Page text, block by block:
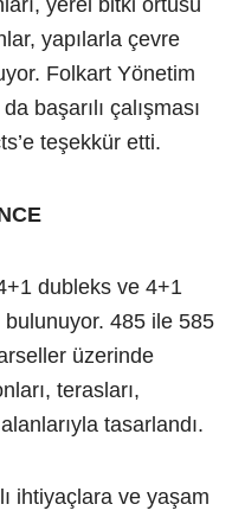
yapılarla çevre
Folkart Yönetim
başarılı çalışması
teşekkür etti.
dubleks ve 4+1
485 ile 585
üzerinde
terasları,
tasarlandı.
ihtiyaçlara ve yaşam